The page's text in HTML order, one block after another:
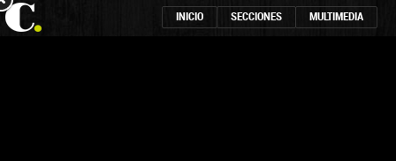
INICIO SECCIONES MULTIMEDIA